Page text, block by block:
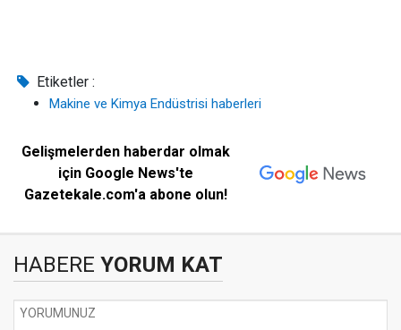
Etiketler :
Makine ve Kimya Endüstrisi haberleri
Gelişmelerden haberdar olmak
için Google News'te
Gazetekale.com'a abone olun!
HABERE YORUM KAT